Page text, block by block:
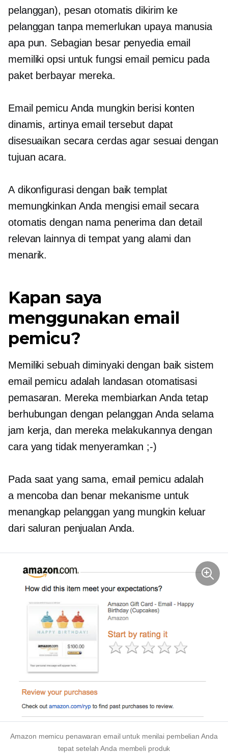
pelanggan), pesan otomatis dikirim ke
pelanggan tanpa memerlukan upaya manusia
apa pun. Sebagian besar penyedia email
memiliki opsi untuk fungsi email pemicu pada
paket berbayar mereka.
Email pemicu Anda mungkin berisi konten
dinamis, artinya email tersebut dapat
disesuaikan secara cerdas agar sesuai dengan
tujuan acara.
A dikonfigurasi dengan baik templat
memungkinkan Anda mengisi email secara
otomatis dengan nama penerima dan detail
relevan lainnya di tempat yang alami dan
menarik.
Kapan saya
menggunakan email
pemicu?
Memiliki sebuahdiminyaki dengan baik sistem
email pemicu adalah landasan otomatisasi
pemasaran. Mereka membiarkan Anda tetap
berhubungan dengan pelanggan Anda selama
jam kerja, dan mereka melakukannya dengan
cara yang tidak menyeramkan ;-)
Pada saat yang sama, email pemicu adalah
a mencoba dan benar mekanisme untuk
menangkap pelanggan yang mungkin keluar
dari saluran penjualan Anda.
Amazon memicu penawaran email untuk menilai pembelian Anda
tepat setelah Anda membeli produk